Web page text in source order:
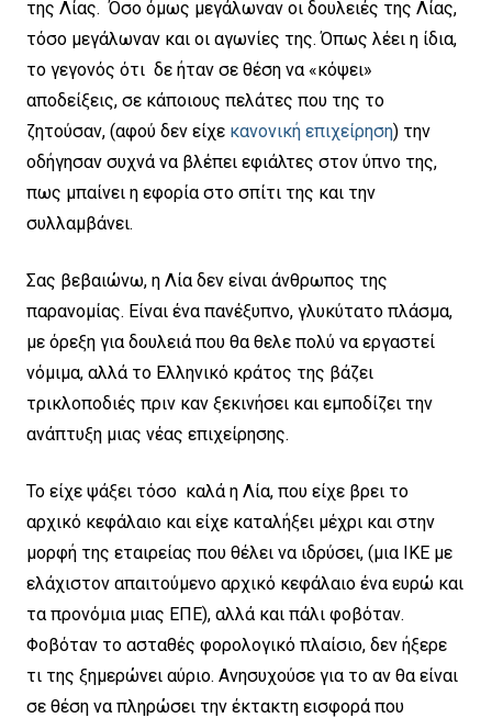
της Λίας. Όσο όμως μεγάλωναν οι δουλειές της Λίας,
τόσο μεγάλωναν και οι αγωνίες της. Όπως λέει η ίδια,
το γεγονός ότι δε ήταν σε θέση να «κόψει»
αποδείξεις, σε κάποιους πελάτες που της το
ζητούσαν, (αφού δεν είχε κανονική επιχείρηση) την
οδήγησαν συχνά να βλέπει εφιάλτες στον ύπνο της,
πως μπαίνει η εφορία στο σπίτι της και την
συλλαμβάνει.
Σας βεβαιώνω, η Λία δεν είναι άνθρωπος της
παρανομίας. Είναι ένα πανέξυπνο, γλυκύτατο πλάσμα,
με όρεξη για δουλειά που θα θελε πολύ να εργαστεί
νόμιμα, αλλά το Ελληνικό κράτος της βάζει
τρικλοποδιές πριν καν ξεκινήσει και εμποδίζει την
ανάπτυξη μιας νέας επιχείρησης.
Το είχε ψάξει τόσο καλά η Λία, που είχε βρει το
αρχικό κεφάλαιο και είχε καταλήξει μέχρι και στην
μορφή της εταιρείας που θέλει να ιδρύσει, (μια ΙΚΕ με
ελάχιστον απαιτούμενο αρχικό κεφάλαιο ένα ευρώ και
τα προνόμια μιας ΕΠΕ), αλλά και πάλι φοβόταν.
Φοβόταν το ασταθές φορολογικό πλαίσιο, δεν ήξερε
τι της ξημερώνει αύριο. Ανησυχούσε για το αν θα είναι
σε θέση να πληρώσει την έκτακτη εισφορά που